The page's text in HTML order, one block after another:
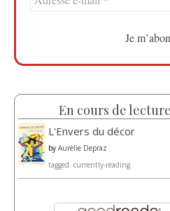
En cours de
L'Envers du décor
by Aurélie Depraz
tagged: currently-reading